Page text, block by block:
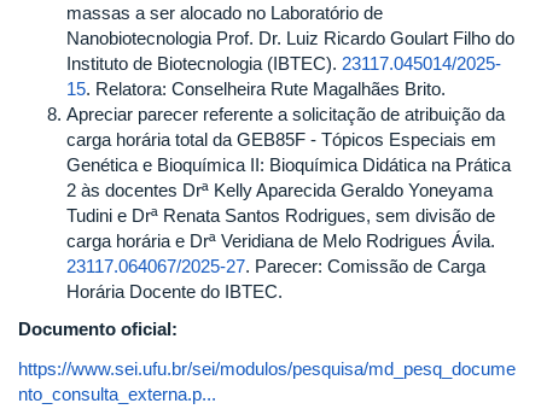
massas a ser alocado no Laboratório de
Nanobiotecnologia Prof. Dr. Luiz Ricardo Goulart Filho do
Instituto de Biotecnologia (IBTEC). 23117.045014/2025-
15. Relatora: Conselheira Rute Magalhães Brito.
Apreciar parecer referente a solicitação de atribuição da
carga horária total da GEB85F - Tópicos Especiais em
Genética e Bioquímica II: Bioquímica Didática na Prática
2 às docentes Drª Kelly Aparecida Geraldo Yoneyama
Tudini e Drª Renata Santos Rodrigues, sem divisão de
carga horária e Drª Veridiana de Melo Rodrigues Ávila.
23117.064067/2025-27. Parecer: Comissão de Carga
Horária Docente do IBTEC.
Documento oficial:
https://www.sei.ufu.br/sei/modulos/pesquisa/md_pesq_docume
nto_consulta_externa.p...